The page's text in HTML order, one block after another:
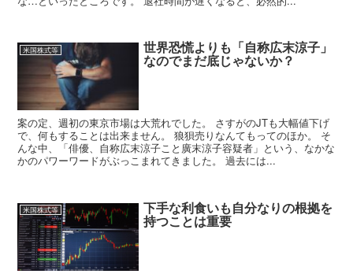
米国株式等 世界恐慌よりも「自称広末涼子」
なのでまだ底じゃないか？
案の定、週初の東京市場は大荒れでした。 さすがのJTも大幅値下げ
で、何もすることは出来ません。 狼狽売りなんてもってのほか。 そ
んな中、「俳優、自称広末涼子こと廣末涼子容疑者」という、なかな
かのパワーワードがぶっこまれてきました。 過去には...
米国株式等 下手な利食いも自分なりの根拠を
持つことは重要